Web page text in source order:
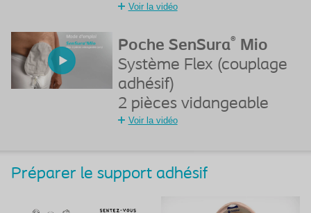
Voir la vidéo
Poche SenSura® Mio
Système Flex (couplage
adhésif)
2 pièces vidangeable
Voir la vidéo
Préparer le support adhésif